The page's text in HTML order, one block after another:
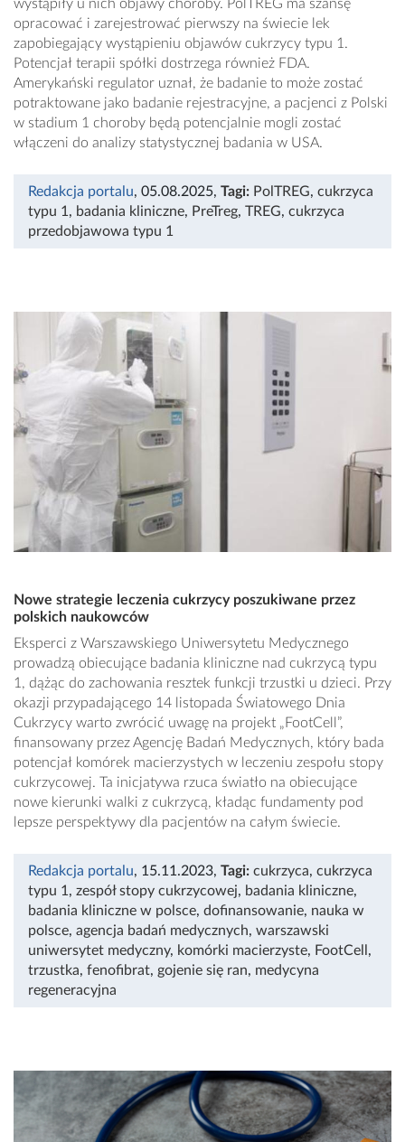
wystąpiły u nich objawy choroby. PolTREG ma szansę
opracować i zarejestrować pierwszy na świecie lek
zapobiegający wystąpieniu objawów cukrzycy typu 1.
Potencjał terapii spółki dostrzega również FDA.
Amerykański regulator uznał, że badanie to może zostać
potraktowane jako badanie rejestracyjne, a pacjenci z Polski
w stadium 1 choroby będą potencjalnie mogli zostać
włączeni do analizy statystycznej badania w USA.
Redakcja portalu, 05.08.2025, Tagi: PolTREG, cukrzyca
typu 1 , badania kliniczne, PreTreg, TREG, cukrzyca
przedobjawowa typu 1
Nowe strategie leczenia cukrzycy poszukiwane przez
polskich naukowców
Eksperci z Warszawskiego Uniwersytetu Medycznego
prowadzą obiecujące badania kliniczne nad cukrzycą typu
1, dążąc do zachowania resztek funkcji trzustki u dzieci. Przy
okazji przypadającego 14 listopada Światowego Dnia
Cukrzycy warto zwrócić uwagę na projekt „FootCell”,
finansowany przez Agencję Badań Medycznych, który bada
potencjał komórek macierzystych w leczeniu zespołu stopy
cukrzycowej. Ta inicjatywa rzuca światło na obiecujące
nowe kierunki walki z cukrzycą, kładąc fundamenty pod
lepsze perspektywy dla pacjentów na całym świecie.
Redakcja portalu, 15.11.2023, Tagi: cukrzyca, cukrzyca
typu 1, zespół stopy cukrzycowej, badania kliniczne,
badania kliniczne w polsce, dofinansowanie, nauka w
polsce, agencja badań medycznych, warszawski
uniwersytet medyczny, komórki macierzyste, FootCell ,
trzustka, fenofibrat, gojenie się ran, medycyna
regeneracyjna